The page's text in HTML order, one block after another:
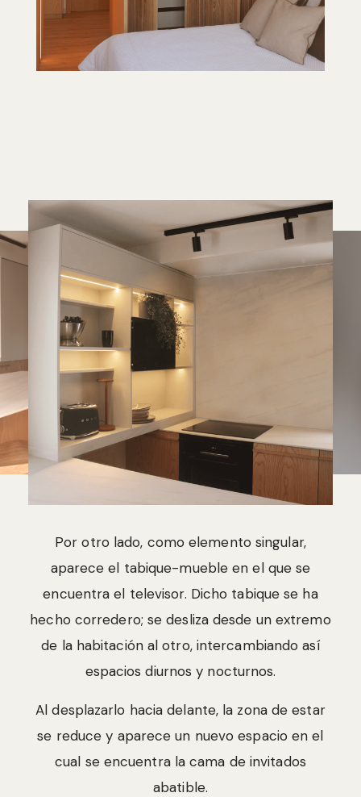
Por otro lado, como elemento singular,
aparece el tabique-mueble en el que se
encuentra el televisor. Dicho tabique se ha
hecho corredero; se desliza desde un extremo
de la habitación al otro, intercambiando así
espacios diurnos y nocturnos.
Al desplazarlo hacia delante, la zona de estar
se reduce y aparece un nuevo espacio en el
cual se encuentra la cama de invitados
abatible.